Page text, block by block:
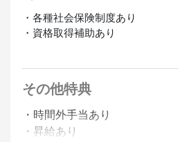
・各種社会保険制度あり
・資格取得補助あり
その他特典
・時間外手当あり
・昇給あり